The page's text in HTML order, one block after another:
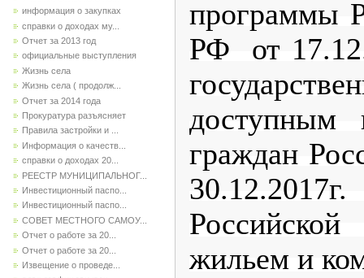
информация о закупках
справки о доходах му...
Отчет за 2013 год
официальные выступления
Жизнь села
Жизнь села ( продолж...
Отчет за 2014 года
Прокуратура разъясняет
Правила застройки и ...
Информация о качеств...
справки о доходах 20...
РЕЕСТР МУНИЦИПАЛЬНОГ...
Инвестиционный паспо...
Инвестиционный паспо...
СОВЕТ МЕСТНОГО САМОУ...
Отчет о работе за 20...
Отчет о работе за 20...
Извещение о проведе...
программы
РФ от
доступным
граждан
жильем и